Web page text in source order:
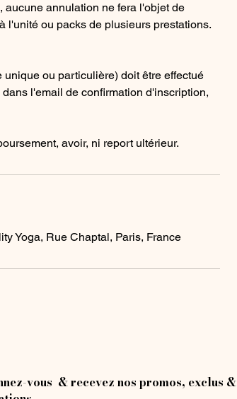
aucune annulation ne fera l'objet de
l'unité ou packs de plusieurs prestations.
ou particulière) doit être effectué
l'email de confirmation d'inscription,
avoir, ni report ultérieur.
Yoga, Rue Chaptal, Paris, France
vous & recevez nos promos, exclus &